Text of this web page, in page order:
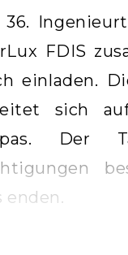
FDIS
einladen.
sich
Der
enden.